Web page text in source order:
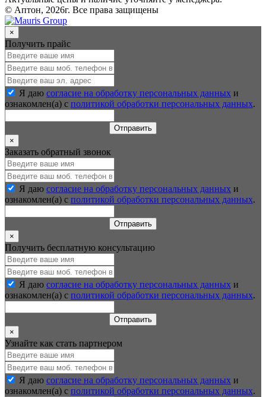
© Аптон, 2026г. Все права защищены
×
Получить прайс
Я даю согласие на обработку персональных данных и
ознакомлен(а) с политикой обработки персональных данных.
Отправить
×
Заказать обратный звонок
Я даю согласие на обработку персональных данных и
ознакомлен(а) с политикой обработки персональных данных.
Отправить
×
Получить бесплатную консультацию
Я даю согласие на обработку персональных данных и
ознакомлен(а) с политикой обработки персональных данных.
Отправить
×
Узнайте как стать партнером
Я даю согласие на обработку персональных данных и
ознакомлен(а) с политикой обработки персональных данных.